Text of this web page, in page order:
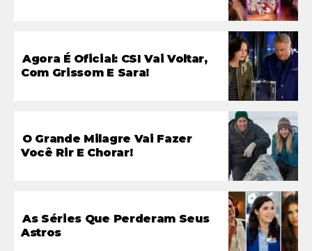
Agora É Oficial: CSI Vai Voltar,
Com Grissom E Sara!
O Grande Milagre Vai Fazer
Você Rir E Chorar!
As Séries Que Perderam Seus
Astros